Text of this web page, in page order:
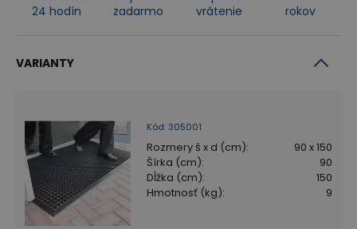
24 hodín
zadarmo
vrátenie
rokov
VARIANTY
Kód: 305001
Rozmery š x d (cm):
90 x 150
Šírka (cm):
90
Dĺžka (cm):
150
Hmotnosť (kg): 9